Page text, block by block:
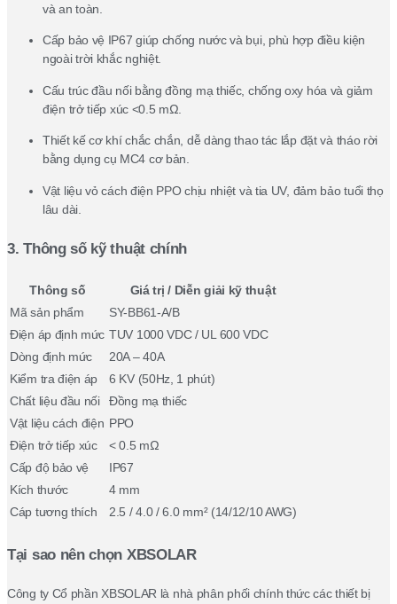
và an toàn.
Cấp bảo vệ IP67 giúp chống nước và bụi, phù hợp điều kiện
ngoài trời khắc nghiệt.
Cấu trúc đầu nối bằng đồng mạ thiếc, chống oxy hóa và giảm
điện trở tiếp xúc <0.5 mΩ.
Thiết kế cơ khí chắc chắn, dễ dàng thao tác lắp đặt và tháo rời
bằng dụng cụ MC4 cơ bản.
Vật liệu vỏ cách điện PPO chịu nhiệt và tia UV, đảm bảo tuổi thọ
lâu dài.
3. Thông số kỹ thuật chính
Thông số
Giá trị / Diễn giải kỹ thuật
Mã sản phẩm
SY-BB61-A/B
Điện áp định mức TUV 1000 VDC / UL 600 VDC
Dòng định mức
20A – 40A
Kiểm tra điện áp
6 KV (50Hz, 1 phút)
Chất liệu đầu nối
Đồng mạ thiếc
Vật liệu cách điện PPO
Điện trở tiếp xúc
< 0.5 mΩ
Cấp độ bảo vệ
IP67
Kích thước
4 mm
Cáp tương thích
2.5 / 4.0 / 6.0 mm² (14/12/10 AWG)
Tại sao nên chọn XBSOLAR
Công ty Cổ phần XBSOLAR là nhà phân phối chính thức các thiết bị